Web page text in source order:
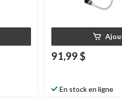
91,99 $
En stock en ligne